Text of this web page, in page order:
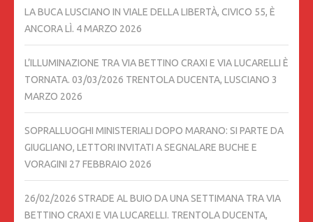
LA BUCA LUSCIANO IN VIALE DELLA LIBERTÀ, CIVICO 55, È
ANCORA LÌ. 4 MARZO 2026
L’ILLUMINAZIONE TRA VIA BETTINO CRAXI E VIA LUCARELLI È
TORNATA. 03/03/2026 TRENTOLA DUCENTA, LUSCIANO 3
MARZO 2026
SOPRALLUOGHI MINISTERIALI DOPO MARANO: SI PARTE DA
GIUGLIANO, LETTORI INVITATI A SEGNALARE BUCHE E
VORAGINI 27 FEBBRAIO 2026
26/02/2026 STRADE AL BUIO DA UNA SETTIMANA TRA VIA
BETTINO CRAXI E VIA LUCARELLI. TRENTOLA DUCENTA,